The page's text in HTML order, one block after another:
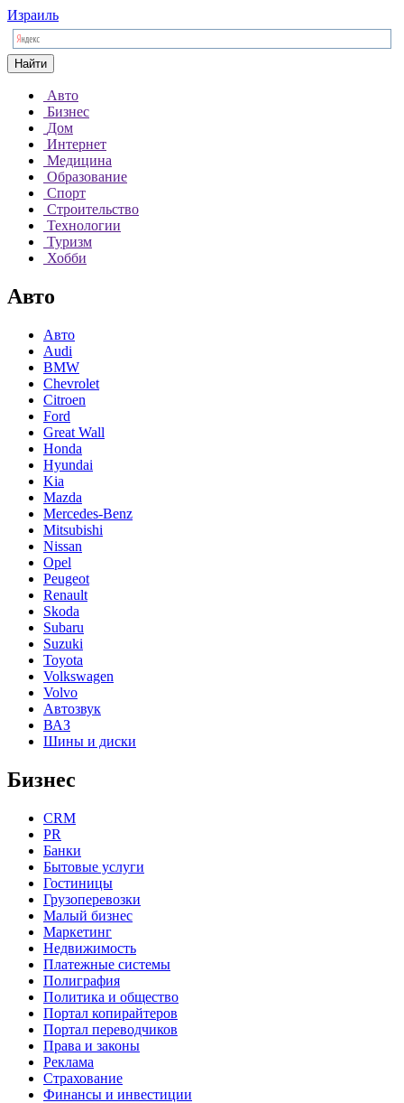
Израиль
Найти
Авто
Бизнес
Дом
Интернет
Медицина
Образование
Спорт
Строительство
Технологии
Туризм
Хобби
Авто
Авто
Audi
BMW
Chevrolet
Citroen
Ford
Great Wall
Honda
Hyundai
Kia
Mazda
Mercedes-Benz
Mitsubishi
Nissan
Opel
Peugeot
Renault
Skoda
Subaru
Suzuki
Toyota
Volkswagen
Volvo
Автозвук
ВАЗ
Шины и диски
Бизнес
CRM
PR
Банки
Бытовые услуги
Гостиницы
Грузоперевозки
Малый бизнес
Маркетинг
Недвижимость
Платежные системы
Полиграфия
Политика и общество
Портал копирайтеров
Портал переводчиков
Права и законы
Реклама
Страхование
Финансы и инвестиции